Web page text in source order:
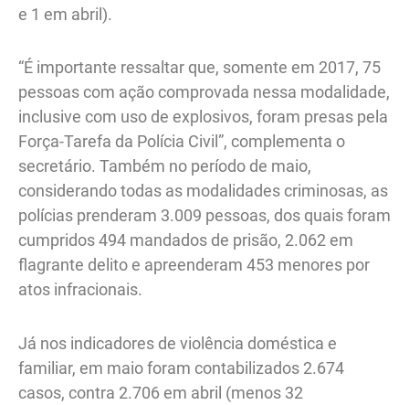
e 1 em abril).
“É importante ressaltar que, somente em 2017, 75
pessoas com ação comprovada nessa modalidade,
inclusive com uso de explosivos, foram presas pela
Força-Tarefa da Polícia Civil”, complementa o
secretário. Também no período de maio,
considerando todas as modalidades criminosas, as
polícias prenderam 3.009 pessoas, dos quais foram
cumpridos 494 mandados de prisão, 2.062 em
flagrante delito e apreenderam 453 menores por
atos infracionais.
Já nos indicadores de violência doméstica e
familiar, em maio foram contabilizados 2.674
casos, contra 2.706 em abril (menos 32